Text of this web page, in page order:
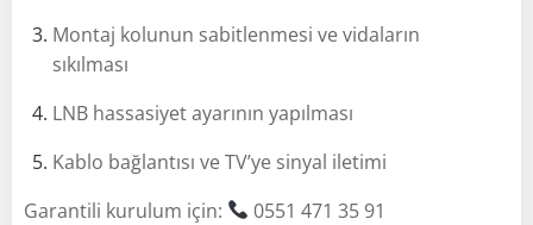
Montaj kolunun sabitlenmesi ve vidaların
sıkılması
LNB hassasiyet ayarının yapılması
Kablo bağlantısı ve TV’ye sinyal iletimi
Garantili kurulum için:
0551 471 35 91